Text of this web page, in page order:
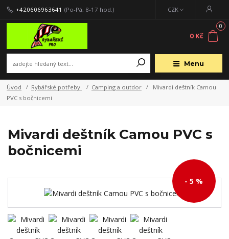
Menu
CZK
+420606963641 (Po-Pá, 8-17 hod.)
0
0 Kč
Úvod Rybářské potřeby Camping a outdor
Mivardi deštník Camou
PVC s bočnicemi
Mivardi deštník Camou PVC s
bočnicemi
- 5 %